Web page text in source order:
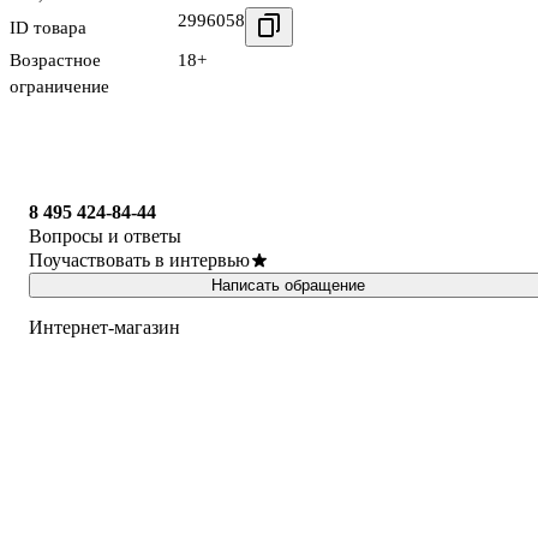
ID товара
2996058
Возрастное
ограничение
18+
8 495 424-84-44
Вопросы и ответы
Поучаствовать в интервью
Написать обращение
Интернет-магазин